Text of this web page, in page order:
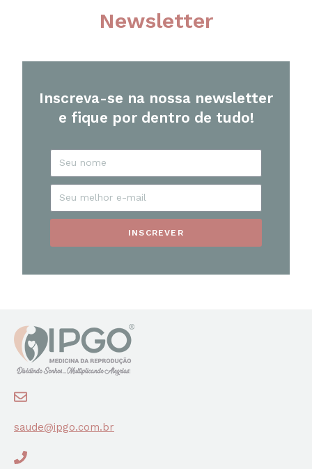
Newsletter
Inscreva-se na nossa newsletter
e fique por dentro de tudo!
INSCREVER
saude@ipgo.com.br